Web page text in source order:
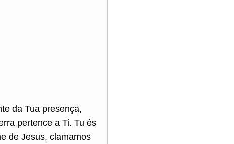
da Tua presença,
pertence a Ti. Tu és
de Jesus, clamamos